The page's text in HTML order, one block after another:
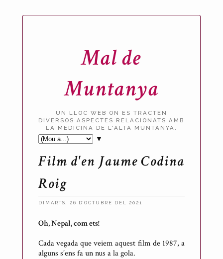
Mal de
Muntanya
UN LLOC WEB ON ES TRACTEN
DIVERSOS ASPECTES RELACIONATS AMB
LA MEDICINA DE L'ALTA MUNTANYA.
▼
Film d'en Jaume Codina
Roig
DIMARTS, 26 D’OCTUBRE DEL 2021
u
b
l
Oh, Nepal, com ets!
Cada vegada que veiem aquest film de 1987, a
alguns s’ens fa un nus a la gola.